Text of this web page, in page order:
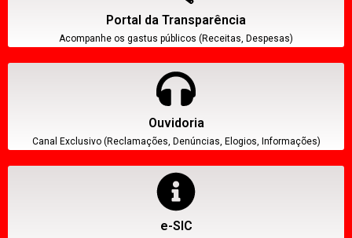
Portal da Transparência
Acompanhe os gastus públicos (Receitas, Despesas)
Ouvidoria
Canal Exclusivo (Reclamações, Denúncias, Elogios, Informações)
e-SIC